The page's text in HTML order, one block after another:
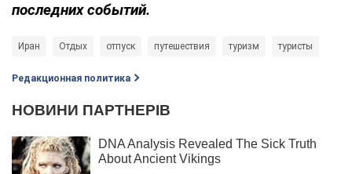
последних событий.
Иран Отдых отпуск путешествия туризм туристы
Редакционная политика